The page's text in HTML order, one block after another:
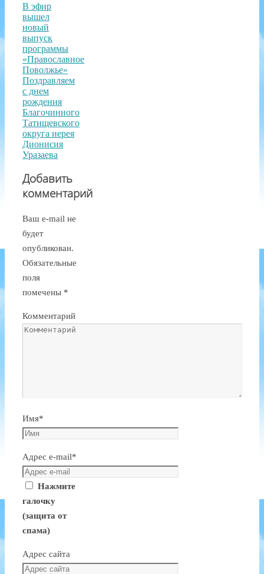
В эфир
вышел
новый
выпуск
программы
«Православное
Поволжье»
Поздравляем
с днем
рождения
Благочинного
Татищевского
округа иерея
Дионисия
Уразаева
Добавить
комментарий
Ваш e-mail не
будет
опубликован.
Обязательные
поля
помечены *
Комментарий
Имя*
Адрес e-mail*
Нажмите
галочку
(защита от
спама)
Адрес сайта